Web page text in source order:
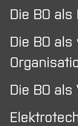
Die BO
Die BO
Die BO